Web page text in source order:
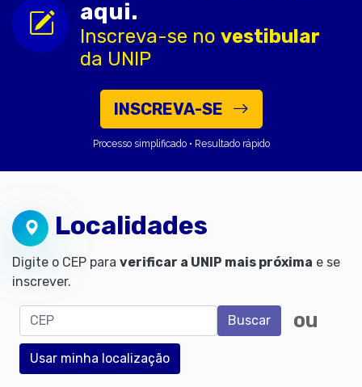
aqui.
Inscreva-se no vestibular
da UNIP
INSCREVA-SE
Processo simplificado • Resultado rápido
Localidades
Digite o CEP para verificar a UNIP mais próxima e se
inscrever.
CEP Buscar ou
Usar minha localização